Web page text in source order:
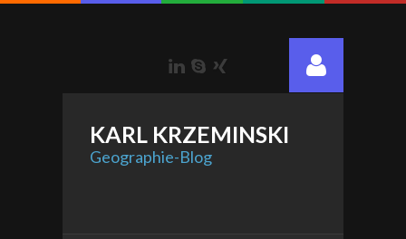
LinkedIn
Skype
KARL KRZEMINSKI
Geographie-Blog